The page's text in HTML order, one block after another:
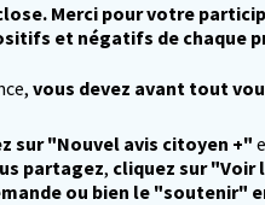
Merci pour votre
et négatifs de chaque
vous devez avant tout
dans un nouvel onglet)
sur "Nouvel avis citoyen +"
partagez, cliquez sur "Voir
ou bien le "soutenir"